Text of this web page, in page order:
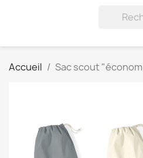
Accueil Sac scout